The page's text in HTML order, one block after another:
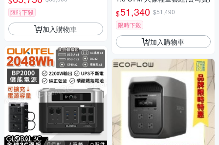
限時下殺
加入購物車
$51,340 $51,490
限時下殺
加入購物車